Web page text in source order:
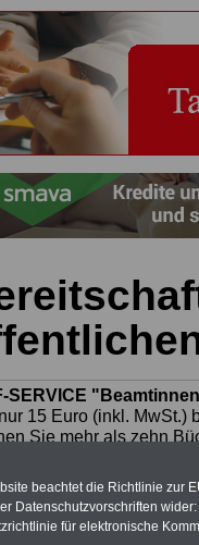
SERVICE
15 Euro (inkl. MwSt.)
Sie mehr als zehn
Der PDF-
Tarifrecht für den
einmal im
beachtet die Richtlinie zur
Datenschutzvorschriften
für elektronische